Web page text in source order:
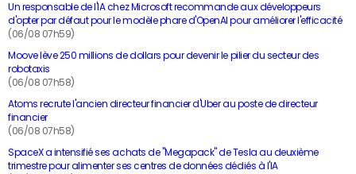
Un responsable de l'IA chez Microsoft recommande aux développeurs
d'opter par défaut pour le modèle phare d'OpenAI pour améliorer l'efficacité
(06/08 07h59)
Moove lève 250 millions de dollars pour devenir le pilier du secteur des
robotaxis
(06/08 07h58)
Atoms recrute l'ancien directeur financier d'Uber au poste de directeur
financier
(06/08 07h58)
SpaceX a intensifié ses achats de "Megapack" de Tesla au deuxième
trimestre pour alimenter ses centres de données dédiés à l'IA